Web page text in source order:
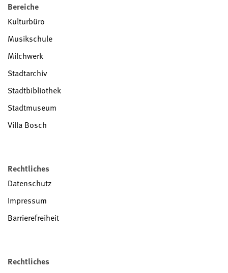
Bereiche
Kulturbüro
Musikschule
Milchwerk
Stadtarchiv
Stadtbibliothek
Stadtmuseum
Villa Bosch
Rechtliches
Datenschutz
Impressum
Barrierefreiheit
Rechtliches